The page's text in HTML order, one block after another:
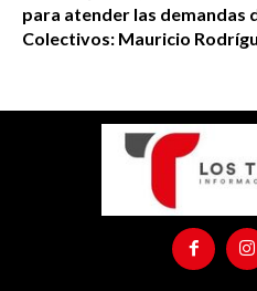
para atender las demandas
Colectivos: Mauricio